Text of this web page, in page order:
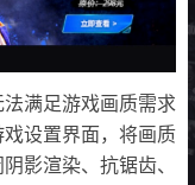
满足游戏画质需求
设置界面，将画质
影渲染、抗锯齿、